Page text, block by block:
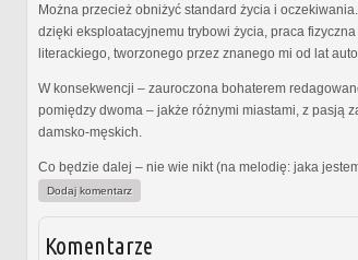
Można przecież obniżyć standard życia i
dzięki eksploatacyjnemu trybowi życia, praca
literackiego, tworzonego przez znanego mi od lat
W konsekwencji – zauroczona bohaterem
pomiędzy dwoma – jakże różnymi miastami, z pasją
damsko-męskich.
Co będzie dalej – nie wie nikt (na melodię: jaka
Dodaj komentarz
Komentarze